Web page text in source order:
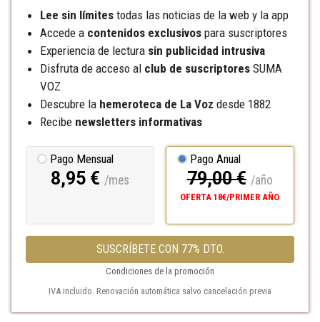
Lee sin límites todas las noticias de la web y la app
Accede a contenidos exclusivos para suscriptores
Experiencia de lectura sin publicidad intrusiva
Disfruta de acceso al club de suscriptores SUMA
VOZ
Descubre la hemeroteca de La Voz desde 1882
Recibe newsletters informativas
Pago Mensual
8,95 € /mes
Pago Anual
79,00 € /año
OFERTA 18€/PRIMER AÑO
SUSCRÍBETE CON 77% DTO.
Condiciones de la promoción
IVA incluido. Renovación automática salvo cancelación previa